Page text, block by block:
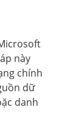
này
chính
dữ
danh